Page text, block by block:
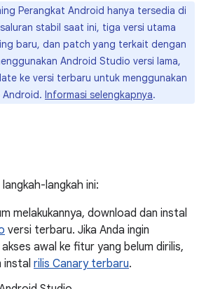
Perangkat Android hanya tersedia di
stabil saat ini, tiga versi utama
baru, dan patch yang terkait dengan
Android Studio versi lama,
ke versi terbaru untuk menggunakan
Android. Informasi selengkapnya.
langkah ini:
melakukannya, download dan instal
versi terbaru. Jika Anda ingin
awal ke fitur yang belum dirilis,
rilis Canary terbaru.